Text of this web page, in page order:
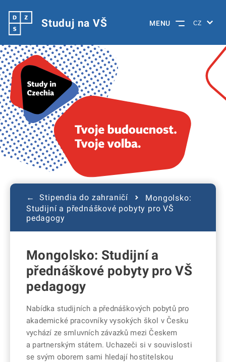
Studuj na VŠ MENU
← Stipendia do zahraničí
Mongolsko:
Studijní a přednáškové pobyty pro VŠ
pedagogy
Mongolsko: Studijní a
přednáškové pobyty pro VŠ
pedagogy
Nabídka studijních a přednáškových pobytů pro
akademické pracovníky vysokých škol v Česku
vychází ze smluvních závazků mezi Českem
a partnerským státem. Uchazeči si v souvislosti
se svým oborem sami hledají hostitelskou